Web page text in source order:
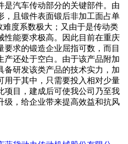
是汽车传动部分的关键部件。由
，且锻件表面锻后非加工面占单
难度系数极大；又由于是传动类
性能要求极高。因此目前在重庆
要求的锻造企业屈指可数，而目
产还处于空白。由于该产品附加
备研发该类产品的技术实力，加
用于其中，只需要投入相对少量
项目，建成后可使我公司乃至我
级，给企业带来提高效益和抗风